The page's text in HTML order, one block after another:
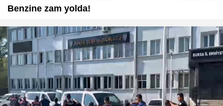
Benzine zam yolda!